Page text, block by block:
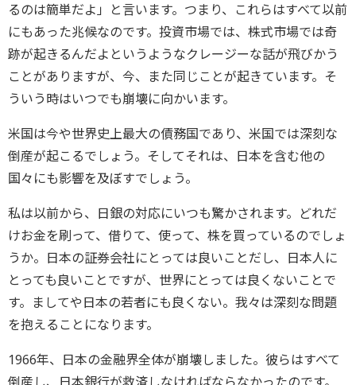
るのは簡単だよ」と言います。つまり、これらはすべて以前
にもあった兆候なのです。投資市場では、株式市場では奇
跡が起きるんだよというようなクレージーな話が飛びかう
ことがありますが、今、また同じことが起きています。そ
ういう時はいつでも崩壊に向かいます。
米国は今や世界史上最大の債務国であり、米国では深刻な
倒産が起こるでしょう。そしてそれは、日本を含む他の
国々にも影響を及ぼすでしょう。
私は以前から、日銀の対応にいつも驚かされます。どれだ
けお金を刷って、借りて、使って、株を買っているのでしょ
うか。日本の証券会社にとっては良いことだし、日本人に
とっても良いことですが、世界にとっては良くないことで
す。ましてや日本の若者にも良くない。我々は深刻な問題
を抱えることになります。
1966年、日本の金融界全体が崩壊しました。彼らはすべて